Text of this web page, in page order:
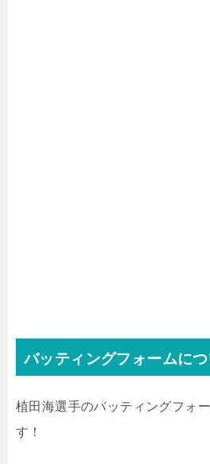
バッティングフォームに
植田海選手のバッティングフォ
す！